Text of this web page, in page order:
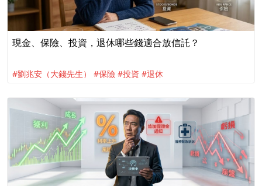
現金、保險、投資，退休哪些錢適合放信託？
#劉兆安（大錢先生） #保險 #投資 #退休